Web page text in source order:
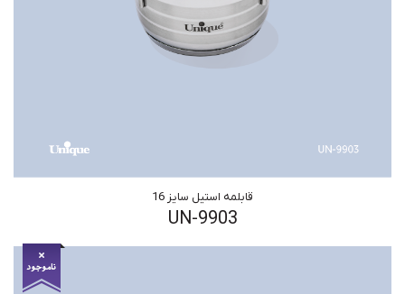
قابلمه استیل سایز 16
UN-9903